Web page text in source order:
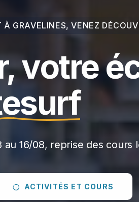
GRAVELINES, VENEZ
votre
au 16/08, reprise des cours
ACTIVITÉS ET COURS